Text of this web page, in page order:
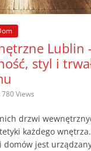
Lublin
styl i
780 Views
drzwi
każdego
domów jest